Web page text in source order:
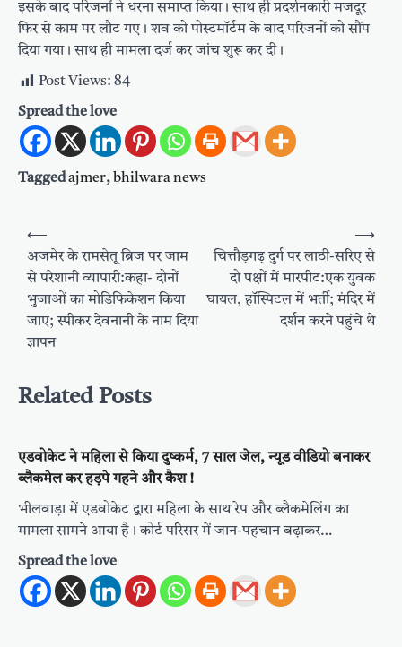
इसके बाद परिजनों ने धरना समाप्त किया। साथ ही प्रदर्शनकारी मजदूर
फिर से काम पर लौट गए। शव को पोस्टमॉर्टम के बाद परिजनों को सौंप
दिया गया। साथ ही मामला दर्ज कर जांच शुरू कर दी।
Post Views: 84
Spread the love
Taggedajmer, bhilwara news
Post
navigation
⟵
अजमेर के रामसेतू ब्रिज पर जाम
से परेशानी व्यापारी:कहा- दोनों
भुजाओं का मोडिफिकेशन किया
जाए; स्पीकर देवनानी के नाम दिया
ज्ञापन
चित्तौड़गढ़ दुर्ग पर लाठी-सरिए से
दो पक्षों में मारपीट:एक युवक
घायल, हॉस्पिटल में भर्ती; मंदिर में
दर्शन करने पहुंचे थे
⟶
Related Posts
एडवोकेट ने महिला से किया दुष्कर्म, 7 साल जेल, न्यूड वीडियो बनाकर
ब्लैकमेल कर हड़पे गहने और कैश !
भीलवाड़ा में एडवोकेट द्वारा महिला के साथ रेप और ब्लैकमेलिंग का
मामला सामने आया है। कोर्ट परिसर में जान-पहचान बढ़ाकर…
Spread the love